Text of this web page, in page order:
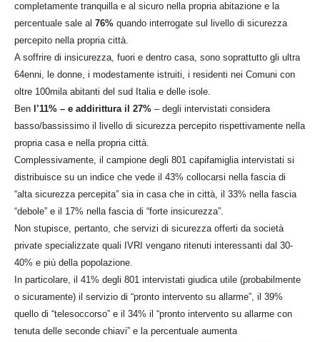
completamente tranquilla e al sicuro nella propria abitazione e la
percentuale sale al 76% quando interrogate sul livello di sicurezza
percepito nella propria città.
A soffrire di insicurezza, fuori e dentro casa, sono soprattutto gli ultra
64enni, le donne, i modestamente istruiti, i residenti nei Comuni con
oltre 100mila abitanti del sud Italia e delle isole.
Ben l’11% – e addirittura il 27% – degli intervistati considera
basso/bassissimo il livello di sicurezza percepito rispettivamente nella
propria casa e nella propria città.
Complessivamente, il campione degli 801 capifamiglia intervistati si
distribuisce su un indice che vede il 43% collocarsi nella fascia di
“alta sicurezza percepita” sia in casa che in città, il 33% nella fascia
“debole” e il 17% nella fascia di “forte insicurezza”.
Non stupisce, pertanto, che servizi di sicurezza offerti da società
private specializzate quali IVRI vengano ritenuti interessanti dal 30-
40% e più della popolazione.
In particolare, il 41% degli 801 intervistati giudica utile (probabilmente
o sicuramente) il servizio di “pronto intervento su allarme”, il 39%
quello di “telesoccorso” e il 34% il “pronto intervento su allarme con
tenuta delle seconde chiavi” e la percentuale aumenta